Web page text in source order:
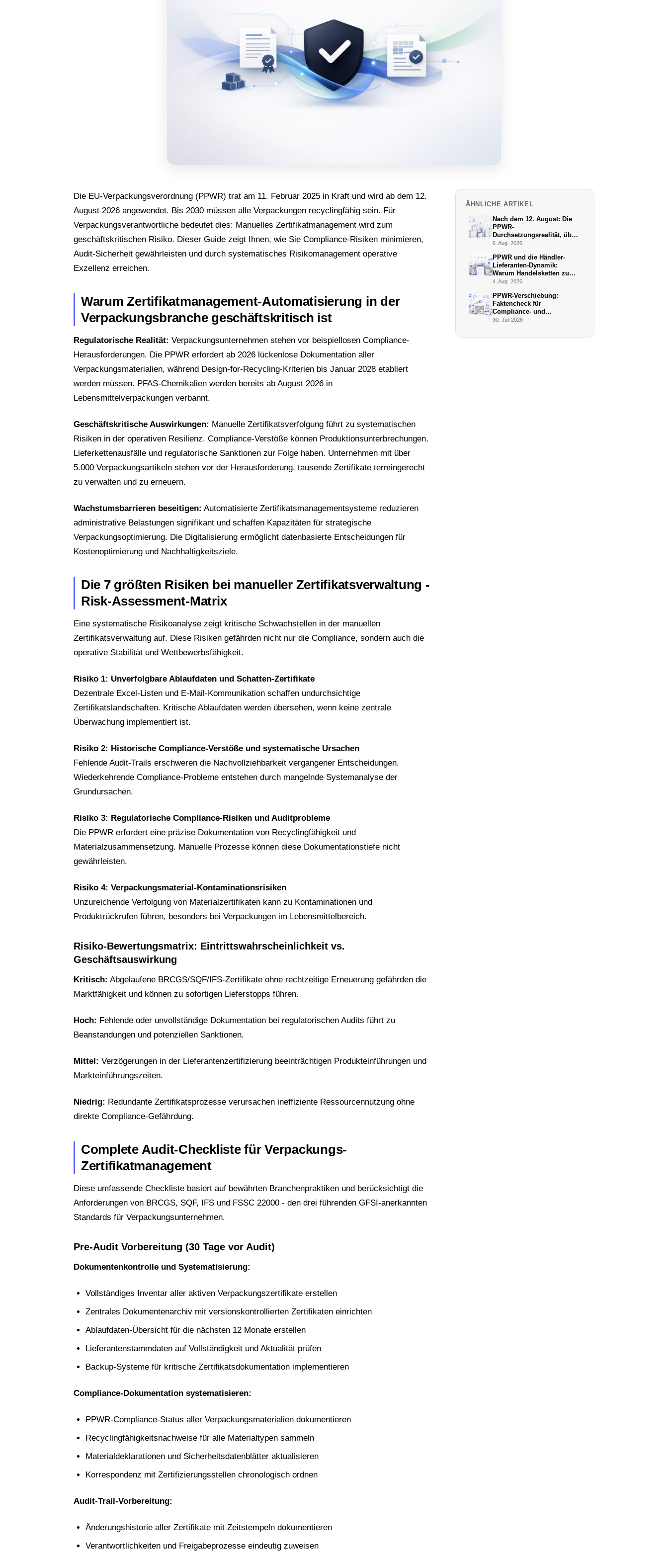
Die EU-Verpackungsverordnung (PPWR) trat am 11. Februar 2025 in Kraft und wird ab dem 12.
August 2026 angewendet. Bis 2030 müssen alle Verpackungen recyclingfähig sein. Für
Verpackungsverantwortliche bedeutet dies: Manuelles Zertifikatmanagement wird zum
geschäftskritischen Risiko. Dieser Guide zeigt Ihnen, wie Sie Compliance-Risiken minimieren,
Audit-Sicherheit gewährleisten und durch systematisches Risikomanagement operative
Exzellenz erreichen.
Warum Zertifikatmanagement-Automatisierung in der
Verpackungsbranche geschäftskritisch ist
Regulatorische Realität: Verpackungsunternehmen stehen vor beispiellosen Compliance-
Herausforderungen. Die PPWR erfordert ab 2026 lückenlose Dokumentation aller
Verpackungsmaterialien, während Design-for-Recycling-Kriterien bis Januar 2028 etabliert
werden müssen. PFAS-Chemikalien werden bereits ab August 2026 in
Lebensmittelverpackungen verbannt.
Geschäftskritische Auswirkungen: Manuelle Zertifikatsverfolgung führt zu systematischen
Risiken in der operativen Resilienz. Compliance-Verstöße können Produktionsunterbrechungen,
Lieferkettenausfälle und regulatorische Sanktionen zur Folge haben. Unternehmen mit über
5.000 Verpackungsartikeln stehen vor der Herausforderung, tausende Zertifikate termingerecht
zu verwalten und zu erneuern.
Wachstumsbarrieren beseitigen: Automatisierte Zertifikatsmanagementsysteme reduzieren
administrative Belastungen signifikant und schaffen Kapazitäten für strategische
Verpackungsoptimierung. Die Digitalisierung ermöglicht datenbasierte Entscheidungen für
Kostenoptimierung und Nachhaltigkeitsziele.
Die 7 größten Risiken bei manueller Zertifikatsverwaltung -
Risk-Assessment-Matrix
Eine systematische Risikoanalyse zeigt kritische Schwachstellen in der manuellen
Zertifikatsverwaltung auf. Diese Risiken gefährden nicht nur die Compliance, sondern auch die
operative Stabilität und Wettbewerbsfähigkeit.
Risiko 1: Unverfolgbare Ablaufdaten und Schatten-Zertifikate
Dezentrale Excel-Listen und E-Mail-Kommunikation schaffen undurchsichtige
Zertifikatslandschaften. Kritische Ablaufdaten werden übersehen, wenn keine zentrale
Überwachung implementiert ist.
Risiko 2: Historische Compliance-Verstöße und systematische Ursachen
Fehlende Audit-Trails erschweren die Nachvollziehbarkeit vergangener Entscheidungen.
Wiederkehrende Compliance-Probleme entstehen durch mangelnde Systemanalyse der
Grundursachen.
Risiko 3: Regulatorische Compliance-Risiken und Auditprobleme
Die PPWR erfordert eine präzise Dokumentation von Recyclingfähigkeit und
Materialzusammensetzung. Manuelle Prozesse können diese Dokumentationstiefe nicht
gewährleisten.
Risiko 4: Verpackungsmaterial-Kontaminationsrisiken
Unzureichende Verfolgung von Materialzertifikaten kann zu Kontaminationen und
Produktrückrufen führen, besonders bei Verpackungen im Lebensmittelbereich.
Risiko-Bewertungsmatrix: Eintrittswahrscheinlichkeit vs.
Geschäftsauswirkung
Kritisch: Abgelaufene BRCGS/SQF/IFS-Zertifikate ohne rechtzeitige Erneuerung gefährden die
Marktfähigkeit und können zu sofortigen Lieferstopps führen.
Hoch: Fehlende oder unvollständige Dokumentation bei regulatorischen Audits führt zu
Beanstandungen und potenziellen Sanktionen.
Mittel: Verzögerungen in der Lieferantenzertifizierung beeinträchtigen Produkteinführungen und
Markteinführungszeiten.
Niedrig: Redundante Zertifikatsprozesse verursachen ineffiziente Ressourcennutzung ohne
direkte Compliance-Gefährdung.
Complete Audit-Checkliste für Verpackungs-
Zertifikatmanagement
Diese umfassende Checkliste basiert auf bewährten Branchenpraktiken und berücksichtigt die
Anforderungen von BRCGS, SQF, IFS und FSSC 22000 - den drei führenden GFSI-anerkannten
Standards für Verpackungsunternehmen.
Pre-Audit Vorbereitung (30 Tage vor Audit)
Dokumentenkontrolle und Systematisierung:
Vollständiges Inventar aller aktiven Verpackungszertifikate erstellen
Zentrales Dokumentenarchiv mit versionskontrollierten Zertifikaten einrichten
Ablaufdaten-Übersicht für die nächsten 12 Monate erstellen
Lieferantenstammdaten auf Vollständigkeit und Aktualität prüfen
Backup-Systeme für kritische Zertifikatsdokumentation implementieren
Compliance-Dokumentation systematisieren:
PPWR-Compliance-Status aller Verpackungsmaterialien dokumentieren
Recyclingfähigkeitsnachweise für alle Materialtypen sammeln
Materialdeklarationen und Sicherheitsdatenblätter aktualisieren
Korrespondenz mit Zertifizierungsstellen chronologisch ordnen
Audit-Trail-Vorbereitung:
Änderungshistorie aller Zertifikate mit Zeitstempeln dokumentieren
Verantwortlichkeiten und Freigabeprozesse eindeutig zuweisen
ÄHNLICHE ARTIKEL
Nach dem 12. August: Die
PPWR-
Durchsetzungsrealität, über
die niemand schreibt
6. Aug. 2026
PPWR und die Händler-
Lieferanten-Dynamik:
Warum Handelsketten zu
De-facto-Vollstreckern
4. Aug. 2026
PPWR-Verschiebung:
Faktencheck für
Compliance- und
Verpackungsmanager (Juli
30. Juli 2026